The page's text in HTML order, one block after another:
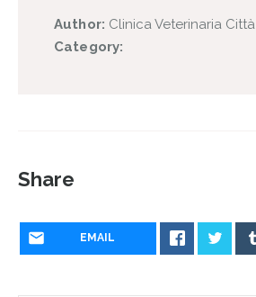
Author: Clinica Veterinaria
Category:
Share
EMAIL